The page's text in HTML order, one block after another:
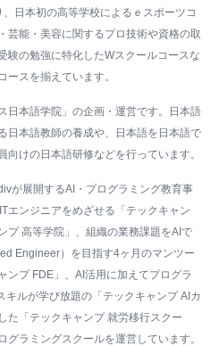
日本初の高等学校によるｅスポーツコ
芸能・美容に関するプロ技術や資格の取
験の勉強に特化したWスクールコースな
ースを揃えています。
日本語学院」の企画・運営です。日本語
日本語教師の養成や、日本語を日本語で
けの日本語研修などを行っています。
が展開するAI・プログラミング教育事
エンジニアをめざせる「テックキャン
プ 高等学院」、組織の業務課題をAIで
Engineer）を目指す4ヶ月のマンツー
ンプ FDE」、AI活用に加えてプログラ
キルが学び放題の「テックキャンプ AIカ
た「テックキャンプ 就労移行スクー
グラミングスクールを運営しています。